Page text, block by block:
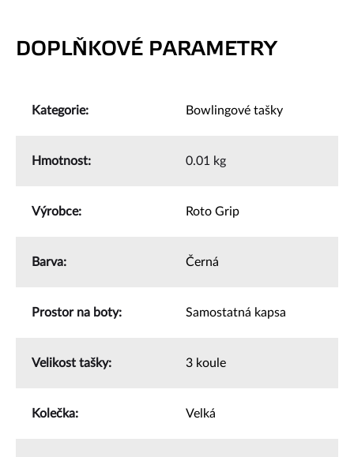
DOPLŇKOVÉ PARAMETRY
Kategorie: Bowlingové tašky
Hmotnost: 0.01 kg
Výrobce: Roto Grip
Barva: Černá
Prostor na boty: Samostatná kapsa
Velikost tašky: 3 koule
Kolečka: Velká